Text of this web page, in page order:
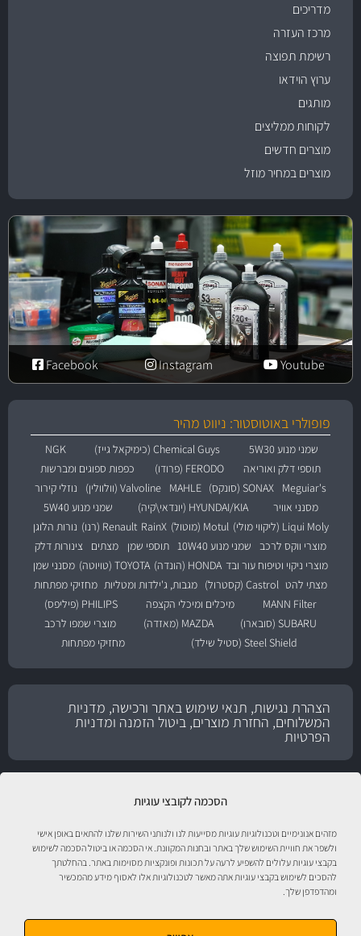
הסכמה לקובצי עוגיות
מזהים אנונימיים וטכנולוגיות עוגיות מסייעות לנו ולנותני השירות שלנו להתאים באופן אישי
ולשפר את חוויית השימוש שלך באתר ובחנות המקוונת. אי הסכמה או ביטול הסכמה לשימוש
בקבצי עוגיות עלולים להשפיע לרעה על תכונות ופונקציות מסוימות באתר. בהחלטתך
להסכים לשימוש בקבצי עוגיות אתה מאשר לטכנולוגיות אלו לאסוף מידע מהמכשיר
ומהדפדפן שלך.
מדריכים
מרכז העזרה
רשימת תפוצה
ערוץ הוידאו
מותגים
לקוחות ממליצים
מוצרים חדשים
מוצרים במחיר מוזל
Youtube
Instagram
Facebook
פופולרי באוטוסטור: ניווט מהיר
שמני מנוע 5W30 Chemical Guys (כימיקאל גייז)
NGK
תוספי דלק ואוריאה
FERODO (פרודו)
כפפות ספוגים ומברשות
Meguiar's
SONAX (סונקס) MAHLE Valvoline (וולוולין)
נוזלי קירור
מסנני אוויר
HYUNDAI/KIA (יונדאי\קיה)
שמני מנוע 5W40
Liqui Moly (ליקווי מולי)
Motul (מוטול) RainX Renault (רנו)
נורות הלוגן
מוצרי ווקס לרכב
שמני מנוע 10W40 תוספי שמן מצתים
צינורות דלק
מוצרי ניקוי וטיפוח עור ובד HONDA (הונדה) TOYOTA (טויוטה)
מסנני שמן
מצתי להט Castrol (קסטרול) מגבות, ג'ילדות ומטליות מחזיקי מפתחות
MANN Filter
מיכלים ומיכלי הקצפה
PHILIPS (פיליפס)
SUBARU (סובארו)
MAZDA (מאזדה)
מוצרי שמפו לרכב
Steel Shield (סטיל שילד)
מחזיקי מפתחות
הצהרת נגישות, תנאי שימוש באתר ורכישה, מדניות
המשלוחים, החזרת מוצרים, ביטול הזמנה ומדניות
הפרטיות